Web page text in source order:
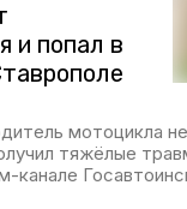
и попал в
мотоцикла
тяжёлые
канале